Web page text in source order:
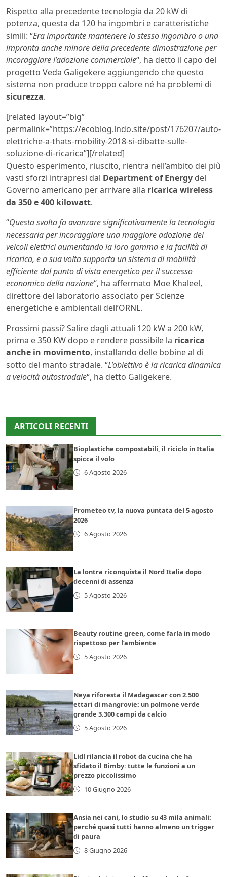
Rispetto alla precedente tecnologia da 20 kW di
potenza, questa da 120 ha ingombri e caratteristiche
simili: “Era importante mantenere lo stesso ingombro o una
impronta anche minore della precedente dimostrazione per
incoraggiare l’adozione commerciale“, ha detto il capo del
progetto Veda Galigekere aggiungendo che questo
sistema non produce troppo calore né ha problemi di
sicurezza.
[related layout=”big”
permalink=”https://ecoblog.lndo.site/post/176207/auto-
elettriche-a-thats-mobility-2018-si-dibatte-sulle-
soluzione-di-ricarica”][/related]
Questo esperimento, riuscito, rientra nell’ambito dei più
vasti sforzi intrapresi dal Department of Energy del
Governo americano per arrivare alla ricarica wireless
da 350 e 400 kilowatt.
“Questa svolta fa avanzare significativamente la tecnologia
necessaria per incoraggiare una maggiore adozione dei
veicoli elettrici aumentando la loro gamma e la facilità di
ricarica, e a sua volta supporta un sistema di mobilità
efficiente dal punto di vista energetico per il successo
economico della nazione“, ha affermato Moe Khaleel,
direttore del laboratorio associato per Scienze
energetiche e ambientali dell’ORNL.
Prossimi passi? Salire dagli attuali 120 kW a 200 kW,
prima e 350 KW dopo e rendere possibile la ricarica
anche in movimento, installando delle bobine al di
sotto del manto stradale. “L’obiettivo è la ricarica dinamica
a velocità autostradale“, ha detto Galigekere.
ARTICOLI RECENTI
Bioplastiche compostabili, il riciclo in Italia
spicca il volo
6 Agosto 2026
Prometeo tv, la nuova puntata del 5 agosto
2026
6 Agosto 2026
La lontra riconquista il Nord Italia dopo
decenni di assenza
5 Agosto 2026
Beauty routine green, come farla in modo
rispettoso per l’ambiente
5 Agosto 2026
Neya riforesta il Madagascar con 2.500
ettari di mangrovie: un polmone verde
grande 3.300 campi da calcio
5 Agosto 2026
Lidl rilancia il robot da cucina che ha
sfidato il Bimby: tutte le funzioni a un
prezzo piccolissimo
10 Giugno 2026
Ansia nei cani, lo studio su 43 mila animali:
perché quasi tutti hanno almeno un trigger
di paura
8 Giugno 2026